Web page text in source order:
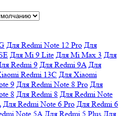
Для Redmi Note 12 Pro Для
Для Mi 9 Lite Для Mi Max 3 Для
Redmi 9 Для Redmi 9A Для
Redmi 13C Для Xiaomi
9 Для Redmi Note 8 Pro Для
8 Для Redmi 8 Для Redmi Note
Для Redmi Note 6 Pro Для Redmi 6
Note 5A Для Redmi 5 Plus Для